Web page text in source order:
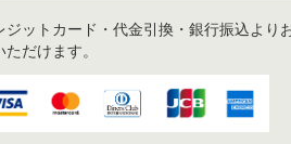
ジットカード・代金引換・銀行振込より
ただけます。